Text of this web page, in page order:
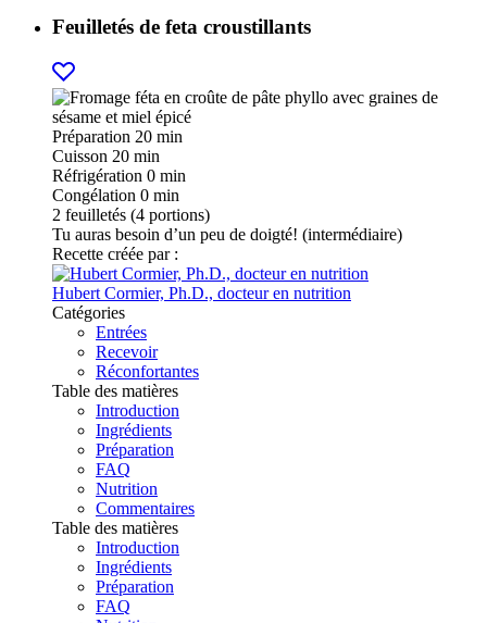
Feuilletés de feta croustillants
Préparation 20 min
Cuisson 20 min
Réfrigération 0 min
Congélation 0 min
2 feuilletés (4 portions)
Tu auras besoin d’un peu de doigté! (intermédiaire)
Recette créée par :
Hubert Cormier, Ph.D., docteur en nutrition
Catégories
Entrées
Recevoir
Réconfortantes
Table des matières
Introduction
Ingrédients
Préparation
FAQ
Nutrition
Commentaires
Table des matières
Introduction
Ingrédients
Préparation
FAQ